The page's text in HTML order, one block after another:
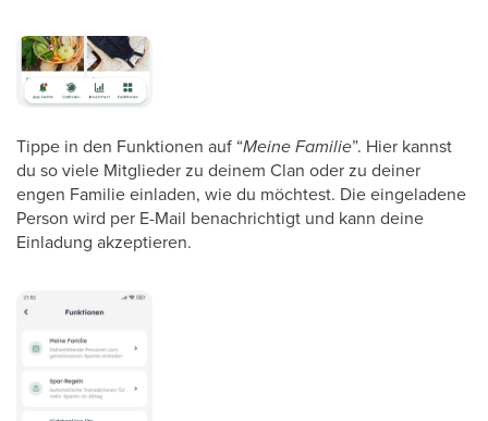
Tippe in den Funktionen auf “Meine Familie”. Hier kannst
du so viele Mitglieder zu deinem Clan oder zu deiner
engen Familie einladen, wie du möchtest. Die eingeladene
Person wird per E-Mail benachrichtigt und kann deine
Einladung akzeptieren.